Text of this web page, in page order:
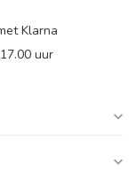
Klarna
uur